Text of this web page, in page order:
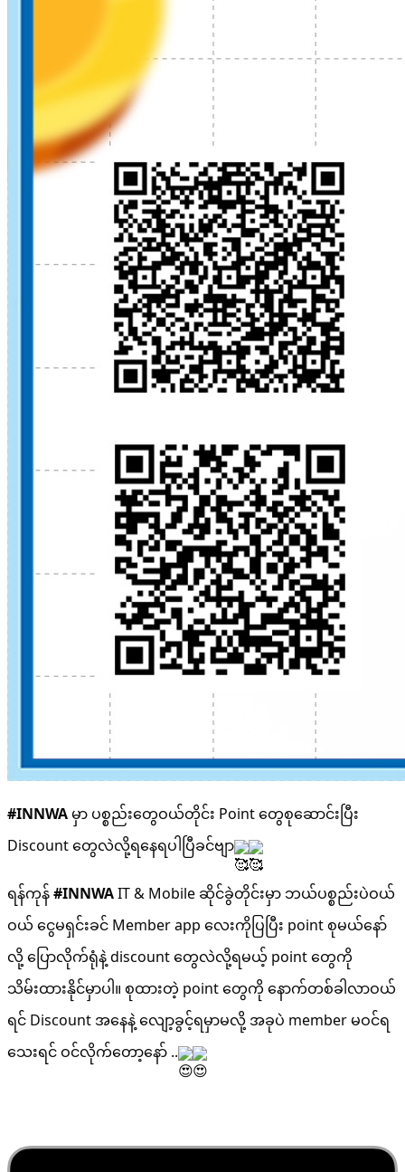
#INNWA မှာ ပစ္စည်းတွေဝယ်တိုင်း Point တွေစုဆောင်းပြီး
Discount တွေလဲလို့ရနေရပါပြီခင်ဗျာ
ရန်ကုန်#INNWAIT & Mobile ဆိုင်ခွဲတိုင်းမှာ ဘယ်ပစ္စည်းပဲဝယ်
ဝယ် ငွေမရှင်းခင် Member app လေးကိုပြပြီး point စုမယ်နော်
လို့ ပြောလိုက်ရုံနဲ့ discount တွေလဲလို့ရမယ့် point တွေကို
သိမ်းထားနိုင်မှာပါ။ စုထားတဲ့ point တွေကို နောက်တစ်ခါလာဝယ်
ရင် Discount အနေနဲ့ လျော့ခွင့်ရမှာမလို့ အခုပဲ member မဝင်ရ
သေးရင် ဝင်လိုက်တော့နော် ..